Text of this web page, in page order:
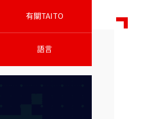
有關TAITO
語言